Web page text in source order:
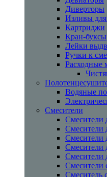
Диверторы
Изливы для
Картриджи
Кран-буксы
Лейки
Ручки к
Расходные
Водяные
Смесители
Смесители
Смесители
Смесители
Смесители
Смесители
Смесители
Смеситель